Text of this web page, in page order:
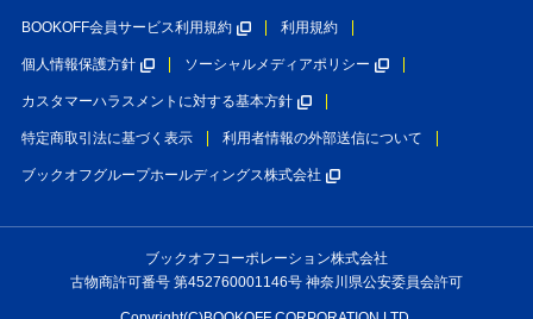
BOOKOFF会員サービス利用規約 利用規約
個人情報保護方針 ソーシャルメディアポリシー
カスタマーハラスメントに対する基本方針
特定商取引法に基づく表示 利用者情報の外部送信について
ブックオフグループホールディングス株式会社
ブックオフコーポレーション株式会社
古物商許可番号 第452760001146号 神奈川県公安委員会許可